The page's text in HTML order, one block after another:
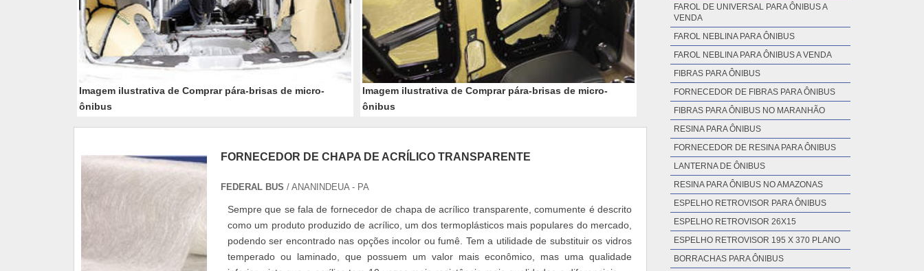
Imagem ilustrativa de Comprar pára-brisas de micro-
ônibus
Imagem ilustrativa de Comprar pára-brisas de micro-
ônibus
FORNECEDOR DE CHAPA DE ACRÍLICO TRANSPARENTE
FEDERAL BUS / ANANINDEUA - PA
Sempre que se fala de fornecedor de chapa de acrílico transparente, comumente é descrito
como um produto produzido de acrílico, um dos termoplásticos mais populares do mercado,
podendo ser encontrado nas opções incolor ou fumê. Tem a utilidade de substituir os vidros
temperado ou laminado, que possuem um valor mais econômico, mas uma qualidade
FAROL DE UNIVERSAL PARA ÔNIBUS A
VENDA
FAROL NEBLINA PARA ÔNIBUS
FAROL NEBLINA PARA ÔNIBUS A VENDA
FIBRAS PARA ÔNIBUS
FORNECEDOR DE FIBRAS PARA ÔNIBUS
FIBRAS PARA ÔNIBUS NO MARANHÃO
RESINA PARA ÔNIBUS
FORNECEDOR DE RESINA PARA ÔNIBUS
LANTERNA DE ÔNIBUS
RESINA PARA ÔNIBUS NO AMAZONAS
ESPELHO RETROVISOR PARA ÔNIBUS
ESPELHO RETROVISOR 26X15
ESPELHO RETROVISOR 195 X 370 PLANO
BORRACHAS PARA ÔNIBUS